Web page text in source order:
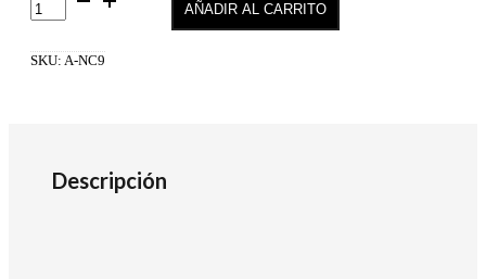
NC9
AÑADIR AL CARRITO
SKU: A-NC9
Descripción